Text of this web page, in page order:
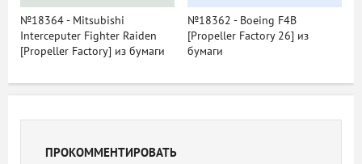
№18364 - Mitsubishi
Interceputer Fighter Raiden
[Propeller Factory] из бумаги
№18362 - Boeing F4B
[Propeller Factory 26] из
бумаги
ПРОКОММЕНТИРОВАТЬ